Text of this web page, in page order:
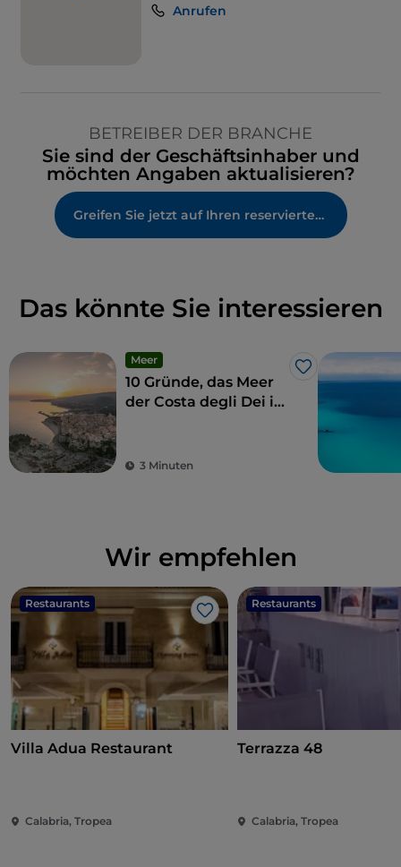
Anrufen
BETREIBER DER BRANCHE
Sie sind der Geschäftsinhaber und
möchten Angaben aktualisieren?
Greifen Sie jetzt auf Ihren reservierten Bereich zu
Das könnte Sie interessieren
Meer
Like
10 Gründe, das Meer
der Costa degli Dei im
3 Minuten
Wir empfehlen
Restaurants
Like
Villa Adua Restaurant
Calabria, Tropea
Restaurants
Terrazza 48
Calabria, Tropea